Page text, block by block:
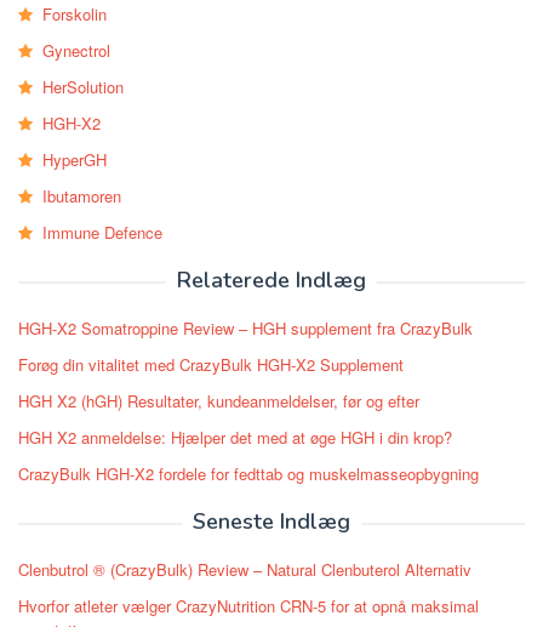
Forskolin
Gynectrol
HerSolution
HGH-X2
HyperGH
Ibutamoren
Immune Defence
Relaterede Indlæg
HGH-X2 Somatroppine Review – HGH supplement fra CrazyBulk
Forøg din vitalitet med CrazyBulk HGH-X2 Supplement
HGH X2 (hGH) Resultater, kundeanmeldelser, før og efter
HGH X2 anmeldelse: Hjælper det med at øge HGH i din krop?
CrazyBulk HGH-X2 fordele for fedttab og muskelmasseopbygning
Seneste Indlæg
Clenbutrol ® (CrazyBulk) Review – Natural Clenbuterol Alternativ
Hvorfor atleter vælger CrazyNutrition CRN-5 for at opnå maksimal